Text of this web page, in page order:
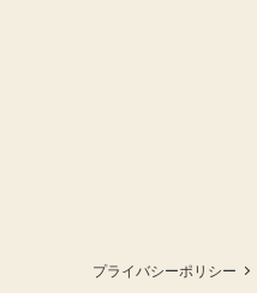
プライバシーポリシー